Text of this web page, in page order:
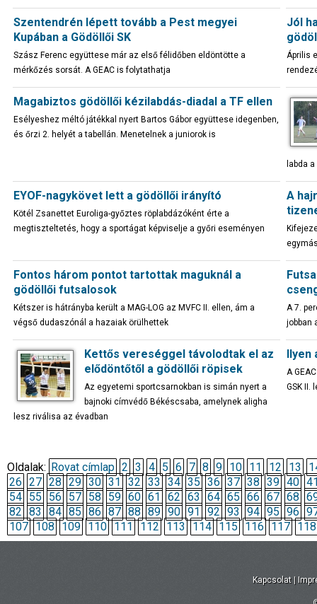
Szentendrén lépett tovább a Pest megyei
Kupában a Gödöllői SK
Szász Ferenc együttese már az első félidőben eldöntötte a
mérkőzés sorsát. A GEAC is folytathatja
Jól
Április
Magabiztos gödöllői kézilabdás-diadal a TF ellen
Esélyeshez méltó játékkal nyert Bartos Gábor együttese idegenben,
és őrzi 2. helyét a tabellán. Menetelnek a juniorok is
labda
EYOF-nagykövet lett a gödöllői irányító
Kötél Zsanettet Euroliga-győztes röplabdázóként érte a
megtiszteltetés, hogy a sportágat képviselje a győri eseményen
A
Fontos három pontot tartottak maguknál a
gödöllői futsalosok
Kétszer is hátrányba került a MAG-LOG az MVFC II. ellen, ám a
végső dudaszónál a hazaiak örülhettek
A 7.
jobban
Kettős vereséggel távolodtak el az
elődöntőtől a gödöllői röpisek
Az egyetemi sportcsarnokban is simán nyert a
bajnoki címvédő Békéscsaba, amelynek aligha
lesz riválisa az évadban
Ilyen
A
GSK II.
Oldalak: Rovat címlap 2 3 4 5 6 7 8 9 10 11 12 13
26 27 28 29 30 31 32 33 34 35 36 37 38 39 40
54 55 56 57 58 59 60 61 62 63 64 65 66 67 68
82 83 84 85 86 87 88 89 90 91 92 93 94 95 96
107 108 109 110 111 112 113 114 115 116 117 118
Kapcsolat |